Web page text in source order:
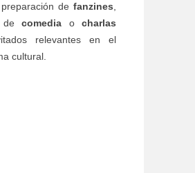
de fanzines,
de comedia o charlas
relevantes en el
cultural.